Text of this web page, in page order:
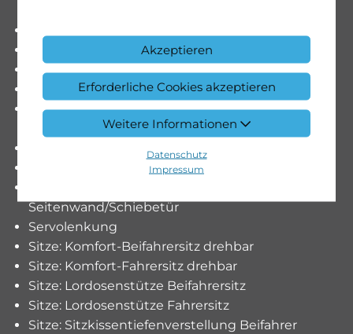
Akzeptieren
Erforderliche Cookies akzeptieren
Weitere Informationen
Datenschutz
Impressum
Polster: Stoff Santos schwarz MARCO POLO
Räder: Bereifung 225/55 R17
Räder: Komfortbereifung
Räder: Reifendrucküberwachung an VA u. HA,
Räder: Sommerreifen
Sauglüfter elektrisch Leistungsstufe 5
Seitenwand/Schiebetür
Servolenkung
Sitze: Komfort-Beifahrersitz drehbar
Sitze: Komfort-Fahrersitz drehbar
Sitze: Lordosenstütze Beifahrersitz
Sitze: Lordosenstütze Fahrersitz
Sitze: Sitzkissentiefenverstellung Beifahrer